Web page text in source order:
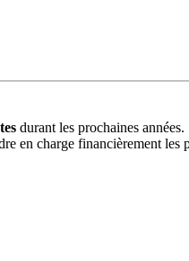
durant les prochaines années.
en charge financièrement les